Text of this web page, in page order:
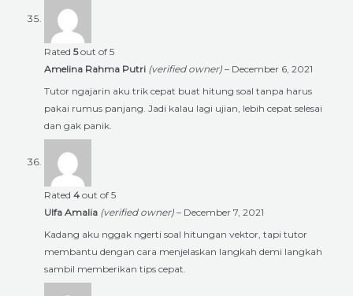
Rated 5out of 5
Amelina Rahma Putri (verified owner) – December 6, 2021
Tutor ngajarin aku trik cepat buat hitung soal tanpa harus
pakai rumus panjang. Jadi kalau lagi ujian, lebih cepat selesai
dan gak panik.
Rated 4 out of 5
Ulfa Amalia (verified owner) – December 7, 2021
Kadang aku nggak ngerti soal hitungan vektor, tapi tutor
membantu dengan cara menjelaskan langkah demi langkah
sambil memberikan tips cepat.